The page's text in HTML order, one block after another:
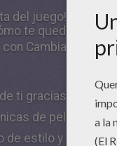
del juego!
te quedaría el
Cambia tu look 
ti gracias a la
de peluquería
de estilo y cuidar